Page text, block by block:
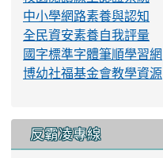
中小學網路素養與認知
全民資安素養自我評量
國字標準字體筆順學習網
博幼社福基金會教學資源
反霸凌專線